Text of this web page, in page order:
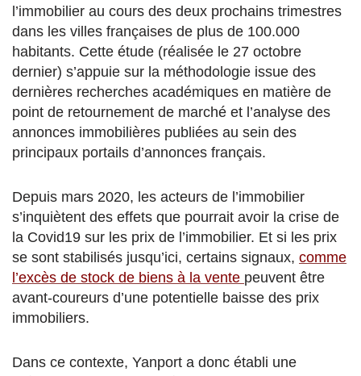
l’immobilier au cours des deux prochains trimestres
dans les villes françaises de plus de 100.000
habitants. Cette étude (réalisée le 27 octobre
dernier) s’appuie sur la méthodologie issue des
dernières recherches académiques en matière de
point de retournement de marché et l’analyse des
annonces immobilières publiées au sein des
principaux portails d’annonces français.
Depuis mars 2020, les acteurs de l’immobilier
s’inquiètent des effets que pourrait avoir la crise de
la Covid19 sur les prix de l’immobilier. Et si les prix
se sont stabilisés jusqu’ici, certains signaux, comme
l’excès de stock de biens à la vente peuvent être
avant-coureurs d’une potentielle baisse des prix
immobiliers.
Dans ce contexte, Yanport a donc établi une